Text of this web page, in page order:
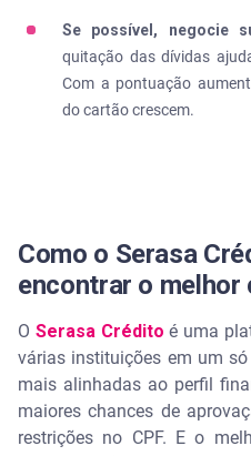
Se possível, negocie
quitação das dívidas
Com a pontuação
do cartão crescem.
Como o Serasa
encontrar o
O Serasa Crédito é uma
várias instituições em um
mais alinhadas ao perfil
maiores chances de
restrições no CPF. E o